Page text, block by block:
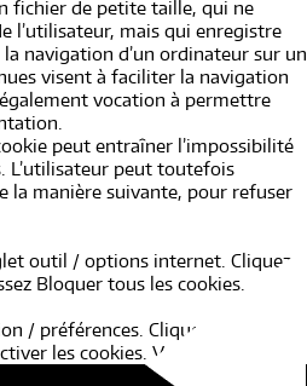
fichier de petite taille, qui ne
l’utilisateur, mais qui enregistre
navigation d’un ordinateur sur un
visent à faciliter la navigation
vocation à permettre
peut entraîner l’impossibilité
L’utilisateur peut toutefois
la manière suivante, pour refuser
outil / options internet. Cliquez
Bloquer tous les cookies.
/ préférences. Cliquez sur
les cookies. Validez sur Ok.